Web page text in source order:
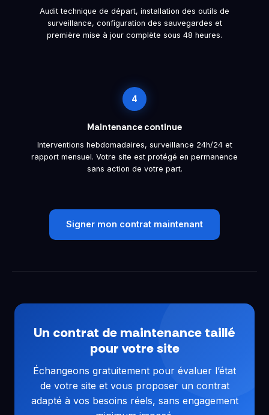
Audit technique de départ, installation des outils de
surveillance, configuration des sauvegardes et
première mise à jour complète sous 48 heures.
4
Maintenance continue
Interventions hebdomadaires, surveillance 24h/24 et
rapport mensuel. Votre site est protégé en permanence
sans action de votre part.
Signer mon contrat maintenant
Un contrat de maintenance taillé
pour votre site
Échangeons gratuitement pour évaluer l’état
de votre site et vous proposer un contrat
adapté à vos besoins réels, sans engagement